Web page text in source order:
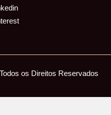
os Direitos Reservados